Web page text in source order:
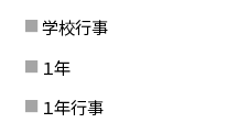
学校行事
１年
１年行事